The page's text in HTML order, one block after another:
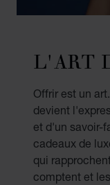
L'ART
Offrir est un
devient
et d'un savoir-
cadeaux de
qui
comptent et